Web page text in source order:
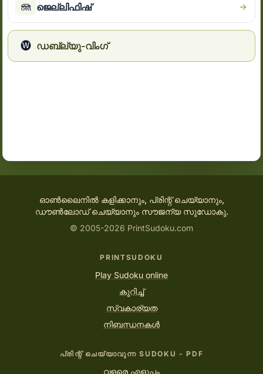
🪼 ജെല്ലിഫിഷ്
🅦 ഡബ്ല്യു-വിംഗ്
ഓൺലൈനിൽ കളിക്കാനും, പ്രിന്റ് ചെയ്യാനും,
ഡൗൺലോഡ് ചെയ്യാനും സൗജന്യ സുഡോകു.
© 2005-2026 PrintSudoku.com
PRINTSUDOKU
Play Sudoku online
കുറിച്ച്
സ്വകാര്യത
നിബന്ധനകൾ
പ്രിന്റ് ചെയ്യാവുന്ന SUDOKU - PDF
വളരെ എളുപ്പം